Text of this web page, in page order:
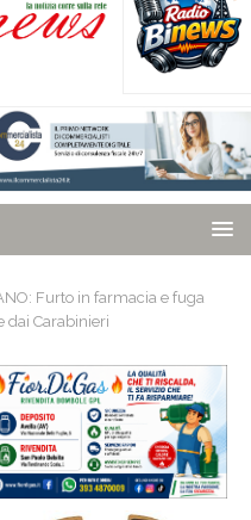
Furto in farmacia e fuga
dai Carabinieri